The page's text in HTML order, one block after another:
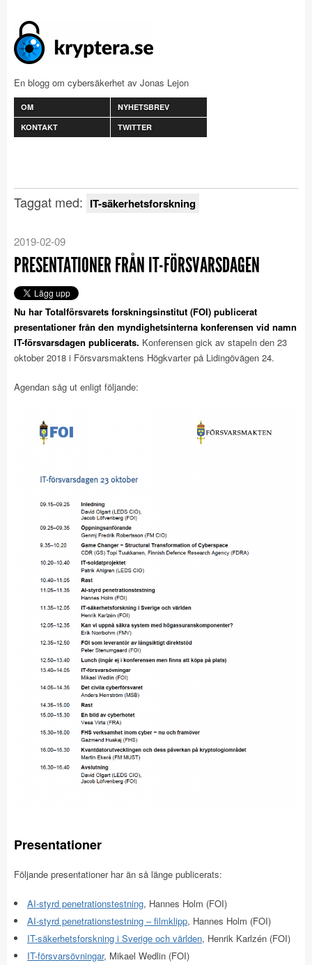
En blogg om cybersäkerhet av Jonas Lejon
OM
NYHETSBREV
KONTAKT
TWITTER
Taggat med: IT-säkerhetsforskning
2019-02-09
PRESENTATIONER FRÅN IT-FÖRSVARSDAGEN
Nu har Totalförsvarets forskningsinstitut (FOI) publicerat
presentationer från den myndighetsinterna konferensen vid namn
IT-försvarsdagen publicerats. Konferensen gick av stapeln den 23
oktober 2018 i Försvarsmaktens Högkvarter på Lidingövägen 24.
Agendan såg ut enligt följande:
Presentationer
Följande presentationer har än så länge publicerats:
AI-styrd penetrationstestning, Hannes Holm (FOI)
AI-styrd penetrationstestning – filmklipp, Hannes Holm (FOI)
IT-säkerhetsforskning i Sverige och världen, Henrik Karlzén (FOI)
IT-försvarsövningar, Mikael Wedlin (FOI)